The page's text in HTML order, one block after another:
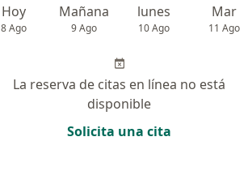
Hoy
8 Ago
Mañana
9 Ago
lunes
10 Ago
Mar
11 Ago
La reserva de citas en línea no está
disponible
Solicita una cita